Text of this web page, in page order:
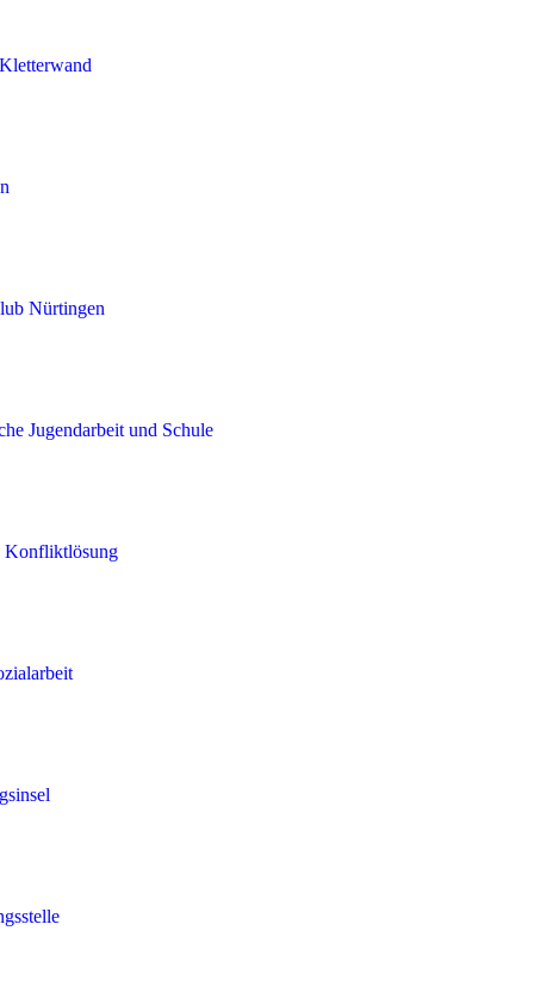
Nürtingen
Jugendarbeit und Schule
Konfliktlösung